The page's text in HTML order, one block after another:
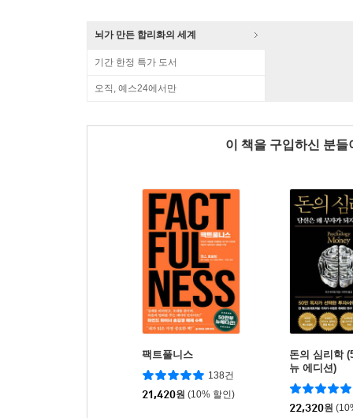
뇌가 만든 합리화의 세계
기간 한정 특가 도서
오직, 예스24에서만
이 책을 구입하신 분
팩트풀니스
138건
21,420원 (10% 할인)
돈의 심리학
뉴 에디션)
22,320원